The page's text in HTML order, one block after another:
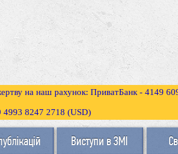
на наш рахунок: ПриватБанк - 4149
4993 8247 2718 (USD)
Виступи в ЗМІ